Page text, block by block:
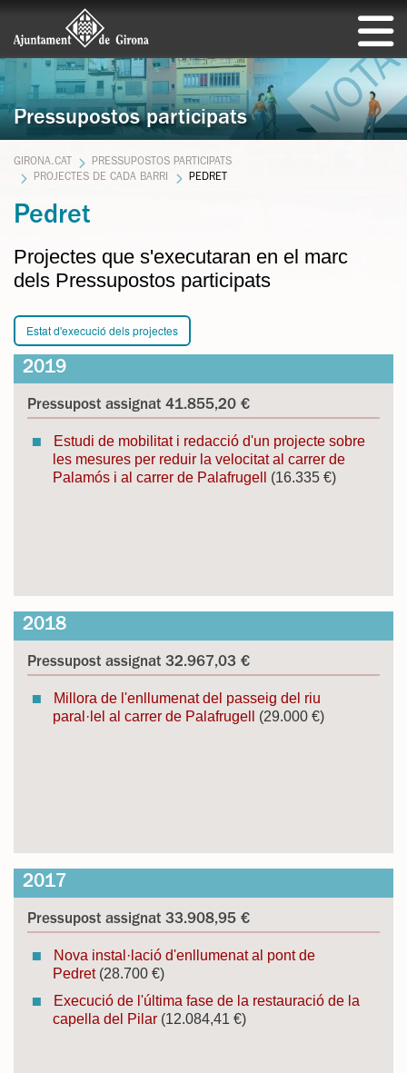
Pressupostos participats
GIRONA.CAT
PRESSUPOSTOS PARTICIPATS
PROJECTES DE CADA BARRI
PEDRET
Pedret
Projectes que s'executaran en el marc
dels Pressupostos participats
Estat d'execució dels projectes
2019
Pressupost assignat 41.855,20 €
Estudi de mobilitat i redacció d'un projecte sobre
les mesures per reduir la velocitat al carrer de
Palamós i al carrer de Palafrugell
(16.335 €)
2018
Pressupost assignat 32.967,03 €
Millora de l'enllumenat del passeig del riu
paral·lel al carrer de Palafrugell
(29.000 €)
2017
Pressupost assignat 33.908,95 €
Nova instal·lació d'enllumenat al pont de
Pedret(28.700 €)
Execució de l'última fase de la restauració de la
capella del Pilar (12.084,41 €)